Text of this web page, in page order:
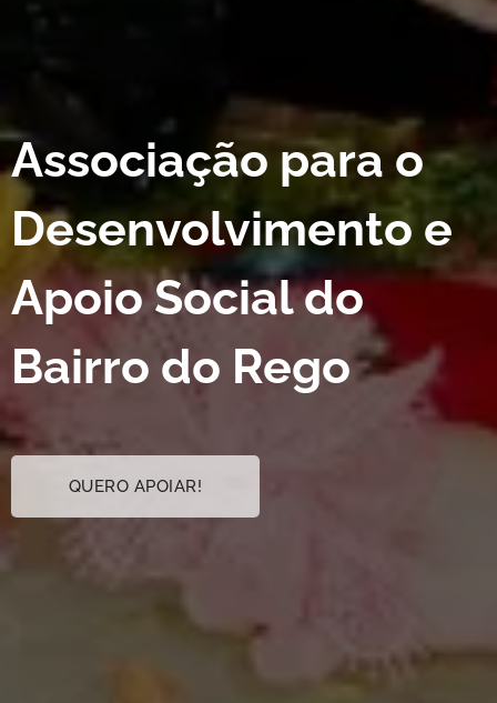
Associação para o
Desenvolvimento e
Apoio Social do
Bairro do Rego
QUERO APOIAR!